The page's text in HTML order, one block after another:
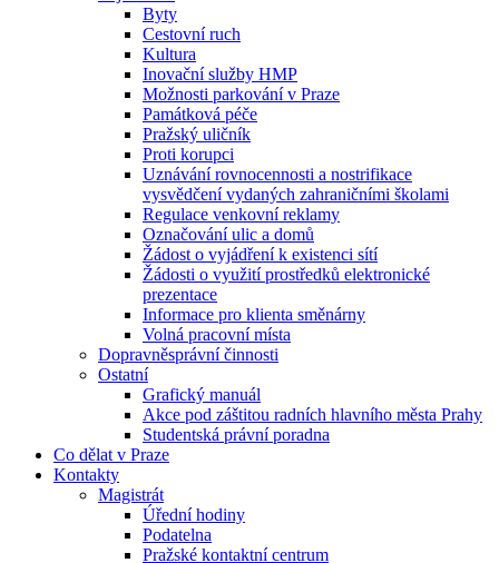
Byty
Cestovní ruch
Kultura
Inovační služby HMP
Možnosti parkování v Praze
Památková péče
Pražský uličník
Proti korupci
Uznávání rovnocennosti a nostrifikace
vysvědčení vydaných zahraničními školami
Regulace venkovní reklamy
Označování ulic a domů
Žádost o vyjádření k existenci sítí
Žádosti o využití prostředků elektronické
prezentace
Informace pro klienta směnárny
Volná pracovní místa
Dopravněsprávní činnosti
Ostatní
Grafický manuál
Akce pod záštitou radních hlavního města Prahy
Studentská právní poradna
Co dělat v Praze
Kontakty
Magistrát
Úřední hodiny
Podatelna
Pražské kontaktní centrum